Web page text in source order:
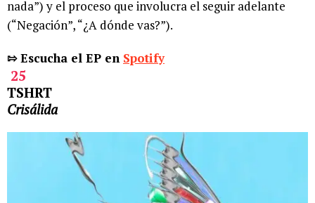
nada”) y el proceso que involucra el seguir adelante
(“Negación”, “¿A dónde vas?”).
⇰ Escucha el EP en Spotify
25
TSHRT
Crisálida